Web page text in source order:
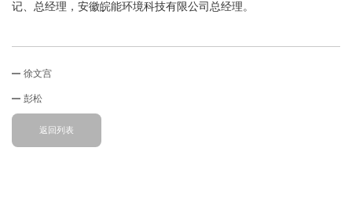
记、总经理，安徽皖能环境科技有限公司总经理。
徐文宫
彭松
返回列表